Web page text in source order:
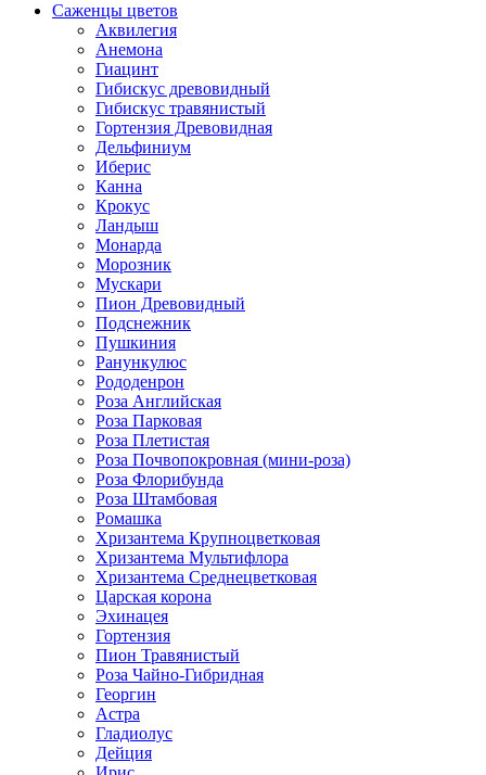
Саженцы цветов
Аквилегия
Анемона
Гиацинт
Гибискус древовидный
Гибискус травянистый
Гортензия Древовидная
Дельфиниум
Иберис
Канна
Крокус
Ландыш
Монарда
Морозник
Мускари
Пион Древовидный
Подснежник
Пушкиния
Ранункулюс
Рододенрон
Роза Английская
Роза Парковая
Роза Плетистая
Роза Почвопокровная (мини-роза)
Роза Флорибунда
Роза Штамбовая
Ромашка
Хризантема Крупноцветковая
Хризантема Мультифлора
Хризантема Среднецветковая
Царская корона
Эхинацея
Гортензия
Пион Травянистый
Роза Чайно-Гибридная
Георгин
Астра
Гладиолус
Дейция